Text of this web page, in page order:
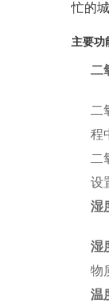
忙的
主要功
二
二
程
二
设
湿
湿
物
温